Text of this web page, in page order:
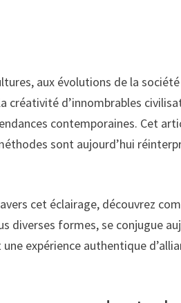
aux évolutions de la
créativité d’innombrables
contemporaines. Cet
sont aujourd’hui
cet éclairage, découvrez
formes, se conjugue
expérience authentique